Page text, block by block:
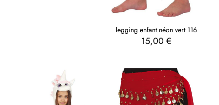
legging enfant néon vert 116
15,00 €